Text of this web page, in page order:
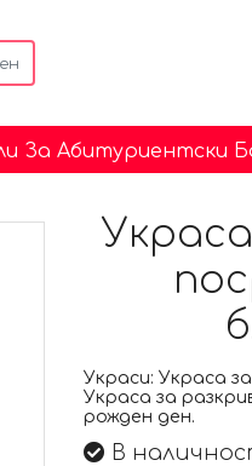
За Абитуриентски
Украси: Украса
Украса за
рожден ден.
В